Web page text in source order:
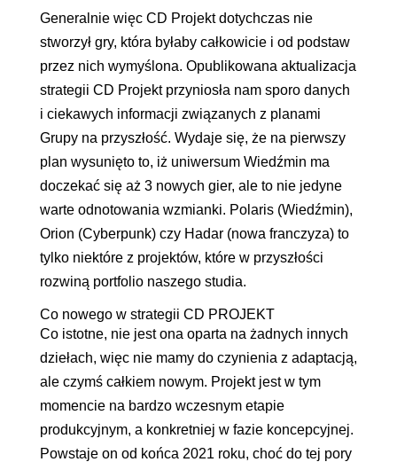
Generalnie więc CD Projekt dotychczas nie
stworzył gry, która byłaby całkowicie i od podstaw
przez nich wymyślona. Opublikowana aktualizacja
strategii CD Projekt przyniosła nam sporo danych
i ciekawych informacji związanych z planami
Grupy na przyszłość. Wydaje się, że na pierwszy
plan wysunięto to, iż uniwersum Wiedźmin ma
doczekać się aż 3 nowych gier, ale to nie jedyne
warte odnotowania wzmianki. Polaris (Wiedźmin),
Orion (Cyberpunk) czy Hadar (nowa franczyza) to
tylko niektóre z projektów, które w przyszłości
rozwiną portfolio naszego studia.
Co nowego w strategii CD PROJEKT
Co istotne, nie jest ona oparta na żadnych innych
dziełach, więc nie mamy do czynienia z adaptacją,
ale czymś całkiem nowym. Projekt jest w tym
momencie na bardzo wczesnym etapie
produkcyjnym, a konkretniej w fazie koncepcyjnej.
Powstaje on od końca 2021 roku, choć do tej pory